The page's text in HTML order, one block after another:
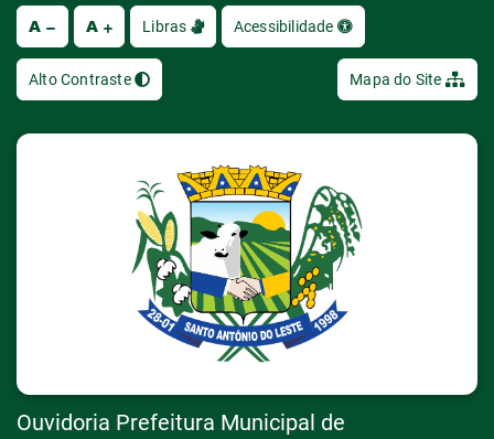
A A Libras Acessibilidade
Alto Contraste Mapa do Site
Ouvidoria Prefeitura Municipal de